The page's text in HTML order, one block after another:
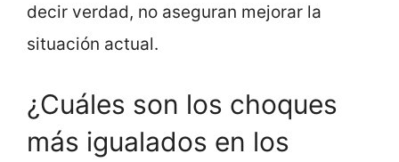
decir verdad, no aseguran mejorar la
situación actual.
¿Cuáles son los choques
más igualados en los